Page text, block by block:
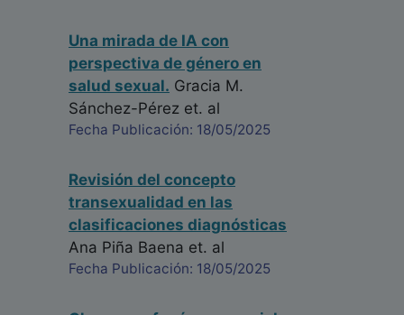
Una mirada de IA con
perspectiva de género en
salud sexual. Gracia M.
Sánchez-Pérez et. al
Fecha Publicación: 18/05/2025
Revisión del concepto
transexualidad en las
clasificaciones diagnósticas
Ana Piña Baena et. al
Fecha Publicación: 18/05/2025